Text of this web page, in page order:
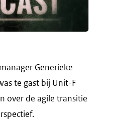
Generieke
te gast bij Unit-F
over de agile transitie